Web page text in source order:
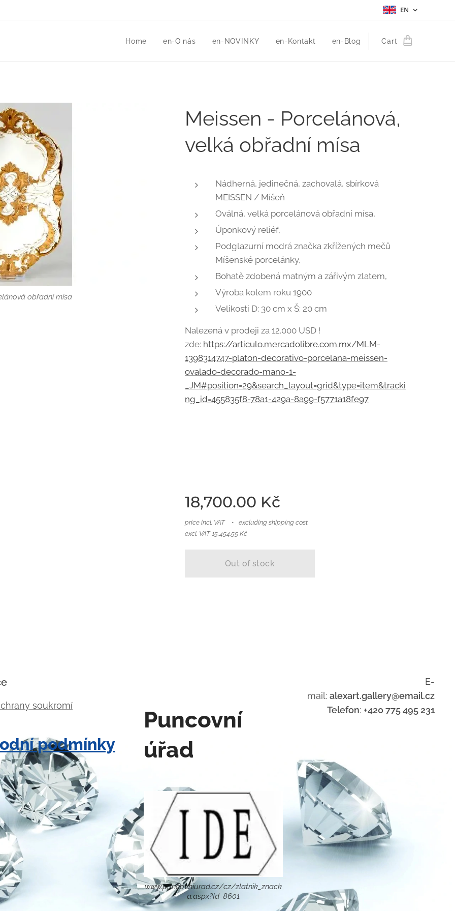
EN
Home en-O nás en-NOVINKY en-Kontakt en-Blog Cart
Meissen - Porcelánová,
velká obřadní mísa
obřadní mísa
Nádherná, jedinečná, zachovalá, sbírková
MEISSEN / Míšeň
Oválná, velká porcelánová obřadní mísa,
Úponkový reliéf,
Podglazurní modrá značka zkřížených mečů
Míšenské porcelánky,
Bohatě zdobená matným a zářivým zlatem,
Výroba kolem roku 1900
Velikosti D: 30 cm x Š: 20 cm
Nalezená v prodeji za 12.000 USD !
zde: https://articulo.mercadolibre.com.mx/MLM-
1398314747-platon-decorativo-porcelana-meissen-
ovalado-decorado-mano-1-
_JM#position=29&search_layout=grid&type=item&tracki
ng_id=455835f8-78a1-429a-8a99-f5771a18fe97
18,700.00 Kč
price incl. VAT
excluding shipping cost
excl. VAT 15,454.55 Kč
Out of stock
soukromí
podmínky
Puncovní
úřad
www.puncovniurad.cz/cz/zlatnik_znack
a.aspx?Id=8601
E-
mail: alexart.gallery@email.cz
Telefon: +420 775 495 231